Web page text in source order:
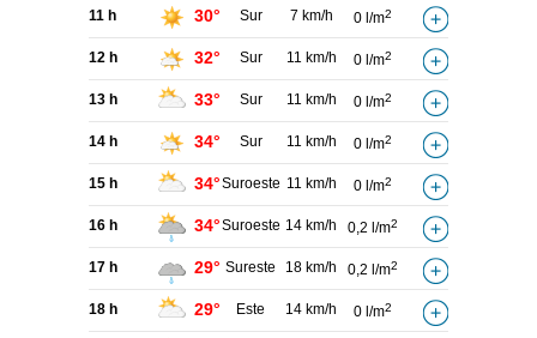
11 h 30° Sur 7 km/h 0 l/m2
12 h 32° Sur 11 km/h 0 l/m2
13 h 33° Sur 11 km/h 0 l/m2
14 h 34° Sur 11 km/h 0 l/m2
15 h 34°Suroeste 11 km/h 0 l/m2
16 h 34°Suroeste 14 km/h 0,2 l/m2
17 h 29° Sureste 18 km/h 0,2 l/m2
18 h 29° Este 14 km/h 0 l/m2